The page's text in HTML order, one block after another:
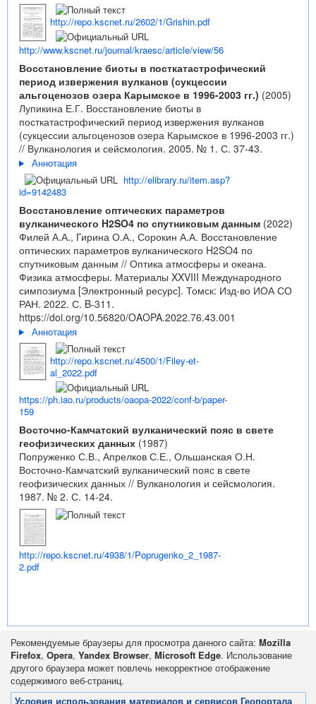
http://repo.kscnet.ru/2602/1/Grishin.pdf
http://www.kscnet.ru/journal/kraesc/article/view/56
Восстановление биоты в посткатастрофический
период извержения вулканов (сукцессии
альгоценозов озера Карымское в 1996-2003 гг.) (2005)
Лупикина Е.Г. Восстановление биоты в
посткатастрофический период извержения вулканов
(сукцессии альгоценозов озера Карымское в 1996-2003 гг.)
// Вулканология и сейсмология. 2005. № 1. С. 37-43.
Аннотация
http://elibrary.ru/item.asp?
id=9142483
Восстановление оптических параметров
вулканического H2SO4 по спутниковым данным (2022)
Филей А.А., Гирина О.А., Сорокин А.А. Восстановление
оптических параметров вулканического H2SO4 по
спутниковым данным // Оптика атмосферы и океана.
Физика атмосферы. Материалы XXVIII Международного
симпозиума [Электронный ресурс]. Томск: Изд-во ИОА СО
РАН. 2022. С. B-311.
https://doi.org/10.56820/OAOPA.2022.76.43.001
Аннотация
http://repo.kscnet.ru/4500/1/Filey-et-
al_2022.pdf
https://ph.iao.ru/products/oaopa-2022/conf-b/paper-
159
Восточно-Камчатский вулканический пояс в свете
геофизических данных (1987)
Попруженко С.В., Апрелков С.Е., Ольшанская О.Н.
Восточно-Камчатский вулканический пояс в свете
геофизических данных // Вулканология и сейсмология.
1987. № 2. С. 14-24.
http://repo.kscnet.ru/4938/1/Poprugenko_2_1987-
2.pdf
Рекомендуемые браузеры для просмотра данного сайта: Mozilla
Firefox, Opera, Yandex Browser, Microsoft Edge. Использование
другого браузера может повлечь некорректное отображение
содержимого веб-страниц.
Условия использования материалов и сервисов Геопортала